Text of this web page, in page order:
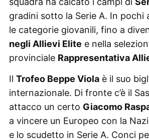
gradini sotto la Serie A. In pochi
le categorie giovanili, fino a
negli Allievi Elite e nella
provinciale Rappresentativa
Il Trofeo Beppe Violaè il suo
internazionale. Di fronte c’è il
attacco un certo Giacomo
a vincere un Europeo con la
e lo scudetto in Serie A. Conci